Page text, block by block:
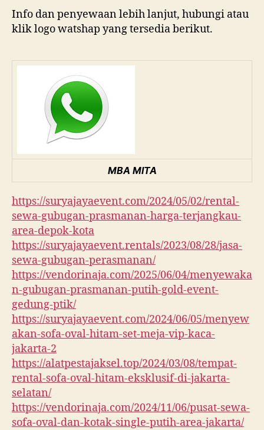
Info dan penyewaan lebih lanjut, hubungi atau
klik logo watshap yang tersedia berikut.
MBA MITA
https://suryajayaevent.com/2024/05/02/rental-
sewa-gubugan-prasmanan-harga-terjangkau-
area-depok-kota
https://suryajayaevent.rentals/2023/08/28/jasa-
sewa-gubugan-perasmanan/
https://vendorinaja.com/2025/06/04/menyewaka
n-gubugan-prasmanan-putih-gold-event-
gedung-ptik/
https://suryajayaevent.com/2024/06/05/menyew
akan-sofa-oval-hitam-set-meja-vip-kaca-
jakarta-2
https://alatpestajaksel.top/2024/03/08/tempat-
rental-sofa-oval-hitam-eksklusif-di-jakarta-
selatan/
https://vendorinaja.com/2024/11/06/pusat-sewa-
sofa-oval-dan-kotak-single-putih-area-jakarta/